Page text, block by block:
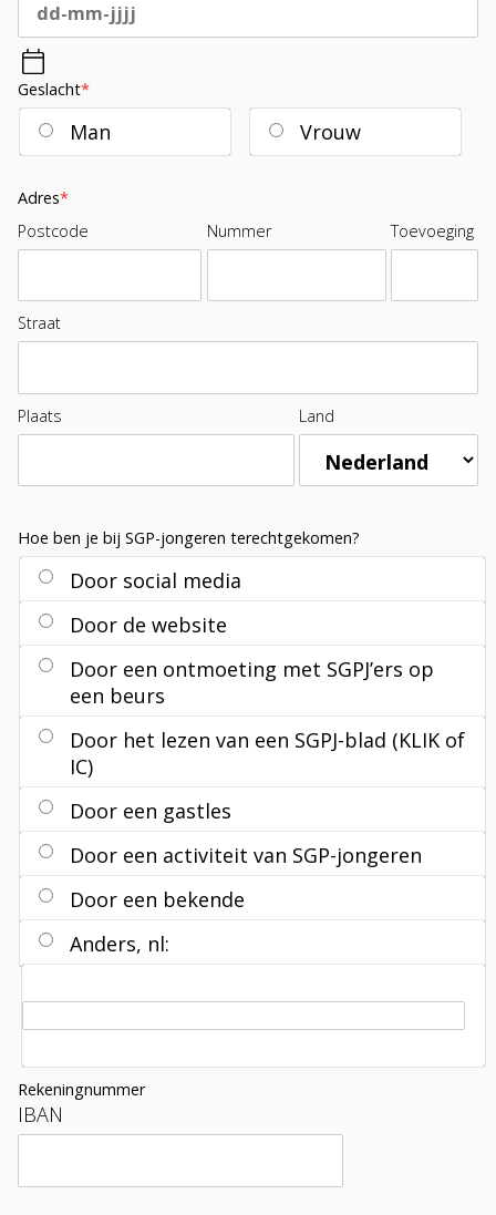
Geslacht*
Man Vrouw
Adres*
Postcode
Nummer Toevoeging
Straat
Plaats Land
Hoe ben je bij SGP-jongeren terechtgekomen?
Door social media
Door de website
Door een ontmoeting met SGPJ’ers op
een beurs
Door het lezen van een SGPJ-blad (KLIK of
IC)
Door een gastles
Door een activiteit van SGP-jongeren
Door een bekende
Anders, nl
Rekeningnummer
IBAN